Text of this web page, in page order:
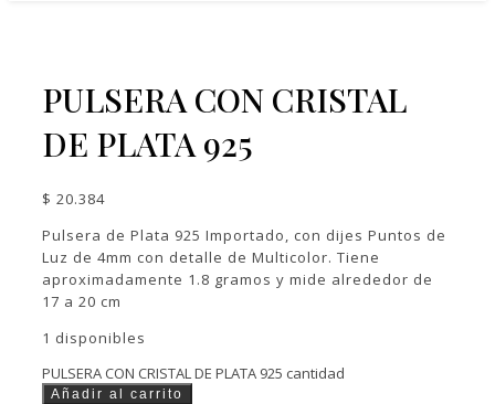
PULSERA CON CRISTAL
DE PLATA 925
$ 20.384
Pulsera de Plata 925 Importado, con dijes Puntos de
Luz de 4mm con detalle de Multicolor. Tiene
aproximadamente 1.8 gramos y mide alrededor de
17 a 20 cm
1 disponibles
PULSERA CON CRISTAL DE PLATA 925 cantidad
Añadir al carrito